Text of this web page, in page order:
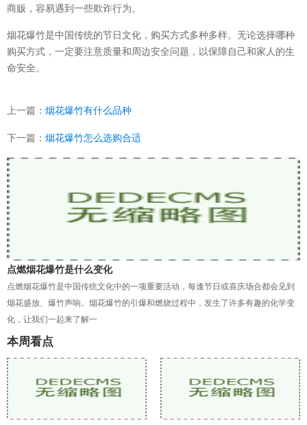
商贩，容易遇到一些欺诈行为。
烟花爆竹是中国传统的节日文化，购买方式多种多样。无论选择哪种
购买方式，一定要注意质量和周边安全问题，以保障自己和家人的生
命安全。
上一篇： 烟花爆竹有什么品种
下一篇： 烟花爆竹怎么选购合适
点燃烟花爆竹是什么变化
点燃烟花爆竹是中国传统文化中的一项重要活动，每逢节日或喜庆场合都会见到
烟花盛放、爆竹声响。烟花爆竹的引爆和燃烧过程中，发生了许多有趣的化学变
化，让我们一起来了解一
本周看点